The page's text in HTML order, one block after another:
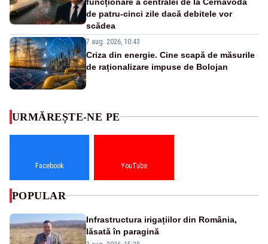
de patru-cinci zile dacă debitele vor
scădea
7 aug. 2026, 10:43
Criza din energie. Cine scapă de măsurile
de raționalizare impuse de Bolojan
URMĂREȘTE-NE PE
Facebook YouTube
POPULAR
Infrastructura irigațiilor din România,
lăsată în paragină